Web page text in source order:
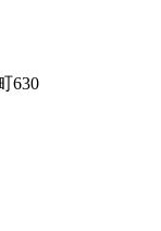
630